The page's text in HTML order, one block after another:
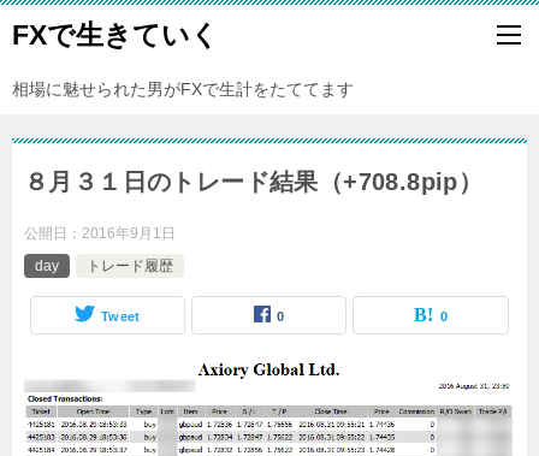
FXで生きていく
相場に魅せられた男がFXで生計をたててます
８月３１日のトレード結果（+708.8pip）
公開日： 2016年9月1日
day
トレード履歴
Tweet 0 0